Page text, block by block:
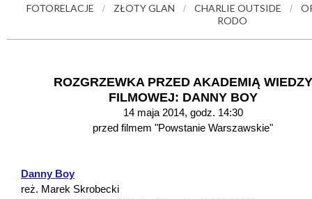
FOTORELACJE
/ ZŁOTY GLAN / CHARLIE OUTSIDE /
RODO
ROZGRZEWKA PRZED AKADEMIĄ WIEDZY
FILMOWEJ: DANNY BOY
14 maja 2014, godz. 14:30
przed filmem "Powstanie Warszawskie"
Danny Boy
reż. Marek Skrobecki